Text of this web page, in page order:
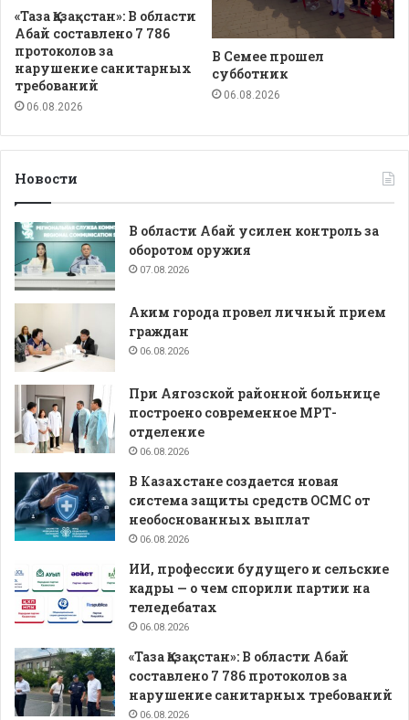
«Таза Қазақстан»: В области
Абай составлено 7 786
протоколов за
нарушение санитарных
требований
06.08.2026
В Семее прошел
субботник
06.08.2026
Новости
В области Абай усилен контроль за
оборотом оружия
07.08.2026
Аким города провел личный прием
граждан
06.08.2026
При Аягозской районной больнице
построено современное МРТ-
отделение
06.08.2026
В Казахстане создается новая
система защиты средств ОСМС от
необоснованных выплат
06.08.2026
ИИ, профессии будущего и сельские
кадры — о чем спорили партии на
теледебатах
06.08.2026
«Таза Қазақстан»: В области Абай
составлено 7 786 протоколов за
нарушение санитарных требований
06.08.2026